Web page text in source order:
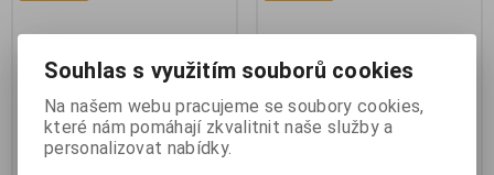
Souhlas s využitím souborů cookies
Na našem webu pracujeme se soubory cookies,
které nám pomáhají zkvalitnit naše služby a
personalizovat nabídky.